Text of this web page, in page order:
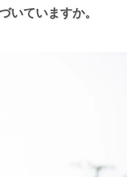
いていますか。